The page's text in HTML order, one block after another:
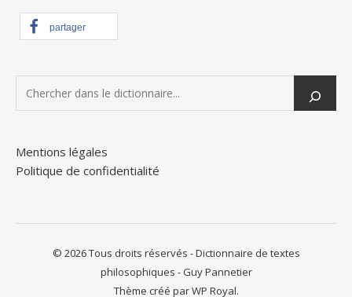
partager
Mentions légales
Politique de confidentialité
© 2026 Tous droits réservés - Dictionnaire de textes
philosophiques - Guy Pannetier
Thème créé parWP Royal.